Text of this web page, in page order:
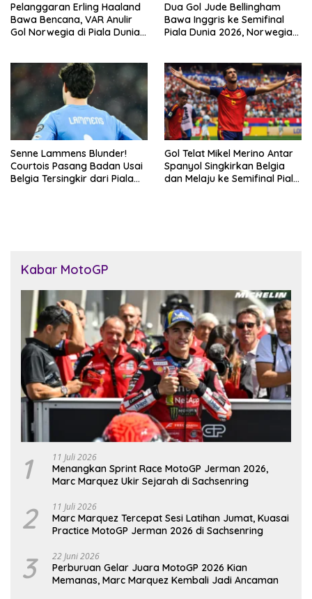
Pelanggaran Erling Haaland
Bawa Bencana, VAR Anulir
Gol Norwegia di Piala Dunia
Dua Gol Jude Bellingham
Bawa Inggris ke Semifinal
Piala Dunia 2026, Norwegia
Senne Lammens Blunder!
Courtois Pasang Badan Usai
Belgia Tersingkir dari Piala
Gol Telat Mikel Merino Antar
Spanyol Singkirkan Belgia
dan Melaju ke Semifinal Piala
Kabar MotoGP
1 11 Juli 2026
Menangkan Sprint Race MotoGP Jerman 2026,
Marc Marquez Ukir Sejarah di Sachsenring
2 11 Juli 2026
Marc Marquez Tercepat Sesi Latihan Jumat, Kuasai
Practice MotoGP Jerman 2026 di Sachsenring
3 22 Juni 2026
Perburuan Gelar Juara MotoGP 2026 Kian
Memanas, Marc Marquez Kembali Jadi Ancaman